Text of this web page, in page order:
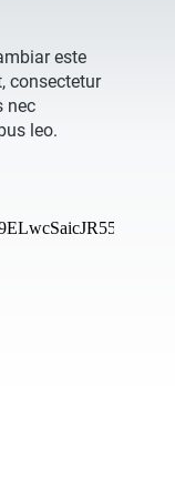
este
consectetur
nec
leo.